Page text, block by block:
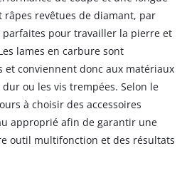
râpes revêtues de diamant, par
parfaites pour travailler la pierre et
lames en carbure sont
conviennent donc aux matériaux
ou les vis trempées. Selon le
à choisir des accessoires
approprié afin de garantir une
outil multifonction et des résultats